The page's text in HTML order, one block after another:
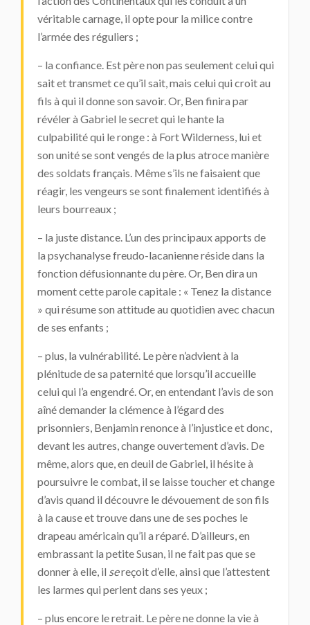
véritable carnage, il opte pour la milice contre
l’armée des réguliers ;
– la confiance. Est père non pas seulement celui qui
sait et transmet ce qu’il sait, mais celui qui croit au
fils à qui il donne son savoir. Or, Ben finira par
révéler à Gabriel le secret qui le hante la
culpabilité qui le ronge : à Fort Wilderness, lui et
son unité se sont vengés de la plus atroce manière
des soldats français. Même s’ils ne faisaient que
réagir, les vengeurs se sont finalement identifiés à
leurs bourreaux ;
– la juste distance. L’un des principaux apports de
la psychanalyse freudo-lacanienne réside dans la
fonction défusionnante du père. Or, Ben dira un
moment cette parole capitale : « Tenez la distance
» qui résume son attitude au quotidien avec chacun
de ses enfants ;
– plus, la vulnérabilité. Le père n’advient à la
plénitude de sa paternité que lorsqu’il accueille
celui qui l’a engendré. Or, en entendant l’avis de son
aîné demander la clémence à l’égard des
prisonniers, Benjamin renonce à l’injustice et donc,
devant les autres, change ouvertement d’avis. De
même, alors que, en deuil de Gabriel, il hésite à
poursuivre le combat, il se laisse toucher et change
d’avis quand il découvre le dévouement de son fils
à la cause et trouve dans une de ses poches le
drapeau américain qu’il a réparé. D’ailleurs, en
embrassant la petite Susan, il ne fait pas que se
donner à elle, il sereçoit d’elle, ainsi que l’attestent
les larmes qui perlent dans ses yeux ;
– plus encore le retrait. Le père ne donne la vie à